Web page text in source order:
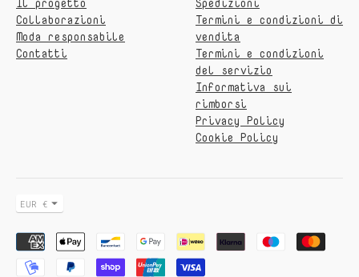
Collaborazioni
Moda responsabile
Contatti
Termini e condizioni di
vendita
Termini e condizioni
del servizio
Informativa sui
rimborsi
Privacy Policy
Cookie Policy
Valuta
EUR €
Metodo
di